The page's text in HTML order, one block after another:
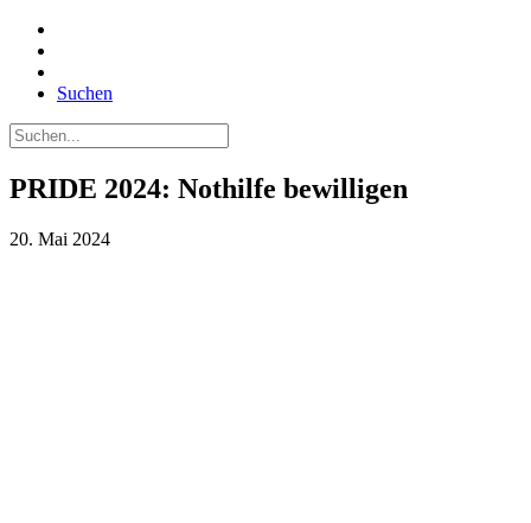
Suchen
PRIDE 2024: Nothilfe bewilligen
20. Mai 2024